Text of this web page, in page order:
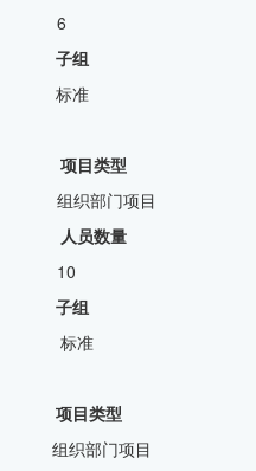
6
组
类型
门项目
人员数量
组
类型
门项目